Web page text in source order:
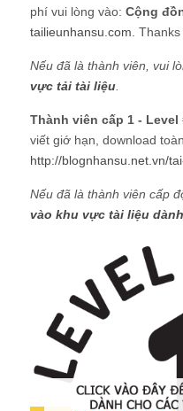
phí vui lòng vào: Cộng
tailieunhansu.com . Thanks
Nếu đã là thành viên, vui
vực tải tài liệu
Thành viên cấp 1 - Level
viết giớ hạn, download
http://blognhansu.net.vn/
Nếu đã là thành viên cấp
vào khu vực tài liệu